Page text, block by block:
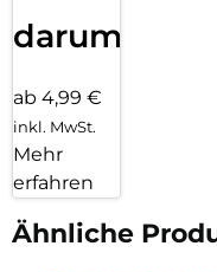
darum!
ab 4,99 €
inkl. MwSt.
Mehr
erfahren
Ähnliche